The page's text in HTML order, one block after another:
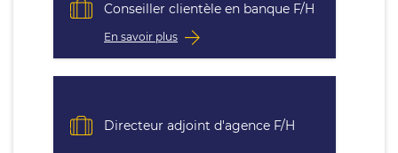
Conseiller clientèle en banque F/H
En savoir plus
Directeur adjoint d'agence F/H